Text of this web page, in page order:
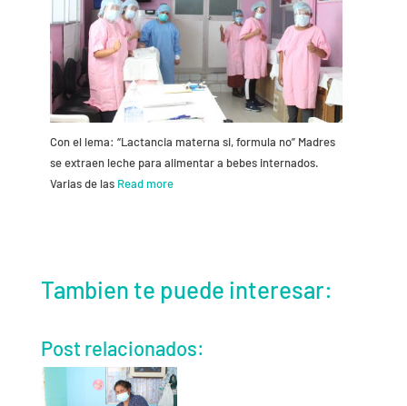
Con el lema: “Lactancia materna si, formula no” Madres
se extraen leche para alimentar a bebes internados.
Varias de las Read more
Tambien te puede interesar:
Post relacionados: